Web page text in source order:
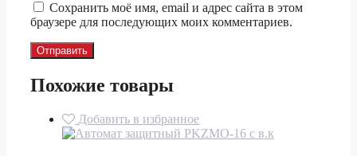
Сохранить моё имя, email и адрес сайта в этом
браузере для последующих моих комментариев.
Похожие товары
Добавить в избранное